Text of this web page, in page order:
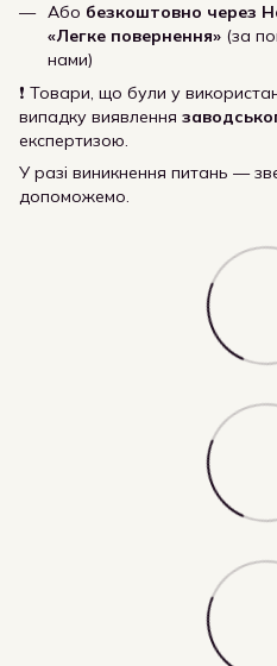
Або безкоштовно через
«Легке повернення» (за
нами)
❗ Товари, що були у
випадку виявлення
експертизою.
У разі виникнення питань —
допоможемо.